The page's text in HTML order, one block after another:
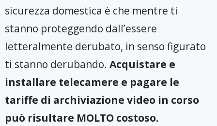
sicurezza domestica è che mentre ti
stanno proteggendo dall’essere
letteralmente derubato, in senso figurato
ti stanno derubando. Acquistare e
installare telecamere e pagare le
tariffe di archiviazione video in corso
può risultare MOLTO costoso.